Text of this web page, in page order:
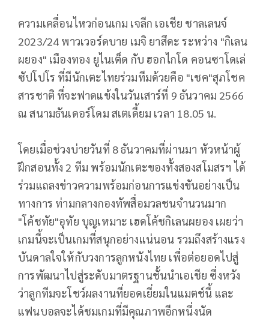
ความเคลื่อนไหวก่อนเกม เจลีก เอเชีย ชาลเลนจ์
2023/24 พาวเวอร์ดบาย เมจิ ยาสึดะ ระหว่าง "กิเลน
ผยอง" เมืองทอง ยูไนเต็ด กับ ฮอกไกโด คอนซาโดเล่
ซัปโปโร ที่มีนักเตะไทยร่วมทีมด้วยคือ "เชค"สุภโชค
สารชาติ ที่จะฟาดแข้งในวันเสาร์ที่ 9 ธันวาคม 2566
ณ สนามธันเดอร์โดม สเตเดี้ยม เวลา 18.05 น.
โดยเมื่อช่วงบ่ายวันที่ 8 ธันวาคมที่ผ่านมา หัวหน้าผู้
ฝึกสอนทั้ง 2 ทีม พร้อมนักเตะของทั้งสองสโมสรฯ ได้
ร่วมแถลงข่าวความพร้อมก่อนการแข่งขันอย่างเป็น
ทางการ ท่ามกลางกองทัพสื่อมวลชนจำนวนมาก
"โค้ชทัย"อุทัย บุญเหมาะ เฮดโค้ชกิเลนผยอง เผยว่า
เกมนี้จะเป็นเกมที่สนุกอย่างแน่นอน รวมถึงสร้างแรง
บันดาลใจให้กับวงการลูกหนังไทย เพื่อต่อยอดไปสู่
การพัฒนาไปสู่ระดับมาตรฐานชั้นนำเอเชีย ซึ่งหวัง
ว่าลูกทีมจะโชว์ผลงานที่ยอดเยี่ยมในแมตช์นี้ และ
แฟนบอลจะได้ชมเกมที่มีคุณภาพอีกหนึ่งนัด